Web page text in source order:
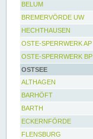
BELUM
BREMERVÖRDE UW
HECHTHAUSEN
OSTE-SPERRWERK AP
OSTE-SPERRWERK BP
OSTSEE
ALTHAGEN
BARHÖFT
BARTH
ECKERNFÖRDE
FLENSBURG